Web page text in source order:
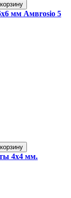
мм Aмвrosio 5
4х4 мм.